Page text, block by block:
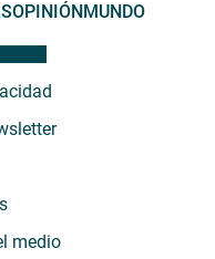
OPINIÓN MUNDO
medio